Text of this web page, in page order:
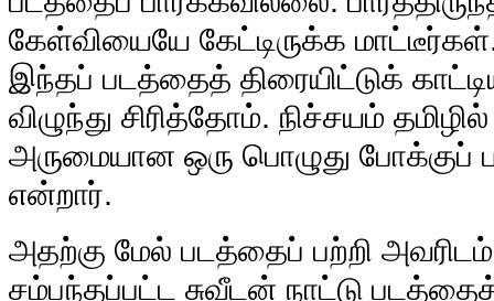
கேள்வியையே கேட்டிருக்க
இந்தப் படத்தைத் திரையிட்டுக்
விழுந்து சிரித்தோம். நிச்சயம்
அருமையான ஒரு பொழுது போக்குப்
என்றார்.
அதற்கு மேல் படத்தைப் பற்றி
சம்பந்தப்பட்ட சுவீடன் நாட்டு படத்தைத்